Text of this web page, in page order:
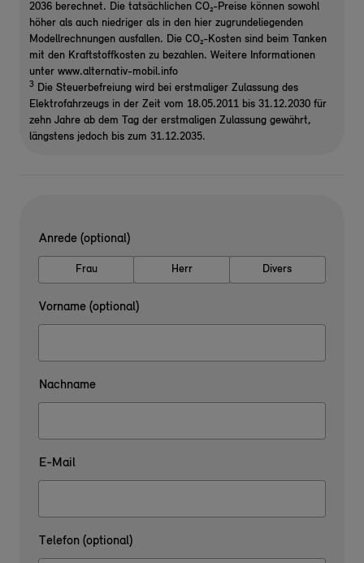
2036 berechnet. Die tatsächlichen CO₂-Preise können sowohl
höher als auch niedriger als in den hier zugrundeliegenden
Modellrechnungen ausfallen. Die CO₂-Kosten sind beim Tanken
mit den Kraftstoffkosten zu bezahlen. Weitere Informationen
unter www.alternativ-mobil.info
3 Die Steuerbefreiung wird bei erstmaliger Zulassung des
Elektrofahrzeugs in der Zeit vom 18.05.2011 bis 31.12.2030 für
zehn Jahre ab dem Tag der erstmaligen Zulassung gewährt,
längstens jedoch bis zum 31.12.2035.
Anrede (optional)
Frau Herr Divers
Vorname (optional)
Nachname
E-Mail
Telefon (optional)